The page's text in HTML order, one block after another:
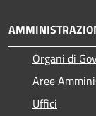
Organi di
Aree
Uffici